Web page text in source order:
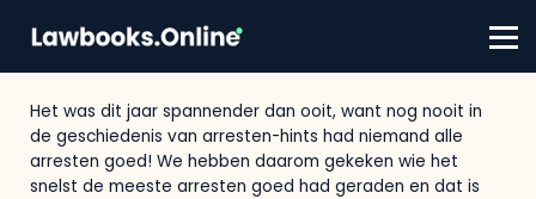
FAQ
Contact
Account aanmaken
Inloggen
winnaar!
Het was dit jaar spannender dan ooit, want nog nooit in
de geschiedenis van arresten-hints had niemand alle
arresten goed! We hebben daarom gekeken wie het
snelst de meeste arresten goed had geraden en dat is